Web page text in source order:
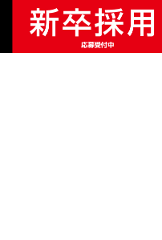
販売価格¥8,250（税込）